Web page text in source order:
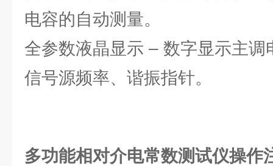
电容的自动测量。
全参数液晶显示 – 数字显示主调
信号源频率、谐振指针。
多功能相对介电常数测试仪操作